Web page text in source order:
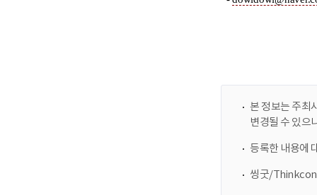
본 정보는 주최
변경될 수 있으
등록한 내용에
씽굿/